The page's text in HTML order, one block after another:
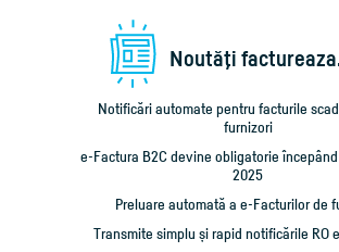
Noutăţi
Notificări automate pentru facturile
furnizori
e-Factura B2C devine obligatorie
2025
Preluare automată a e-Facturilor de
Transmite simplu și rapid notificările RO